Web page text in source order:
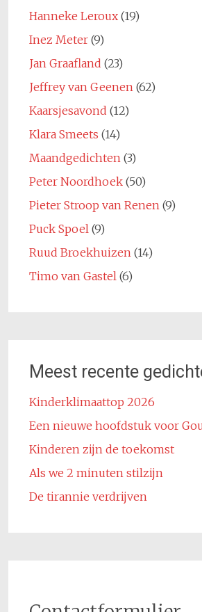
Hanneke Leroux(19)
Inez Meter(9)
Jan Graafland (23)
Jeffrey van Geenen(62)
Kaarsjesavond (12)
Klara Smeets (14)
Maandgedichten(3)
Peter Noordhoek(50)
Pieter Stroop van Renen(9)
Puck Spoel(9)
Ruud Broekhuizen(14)
Timo van Gastel(6)
Meest recente
Kinderklimaattop 2026
Een nieuwe hoofdstuk voor
Kinderen zijn de toekomst
Als we 2 minuten stilzijn
De tirannie verdrijven